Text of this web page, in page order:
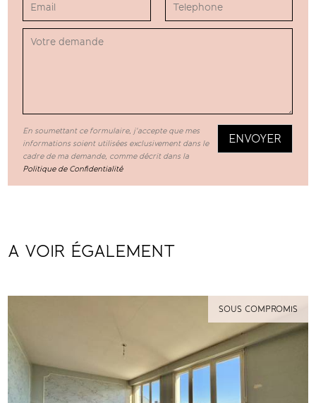
En soumettant ce formulaire, j'accepte que mes
informations soient utilisées exclusivement dans le
cadre de ma demande, comme décrit dans la
Politique de Confidentialité
A VOIR ÉGALEMENT
SOUS COMPROMIS